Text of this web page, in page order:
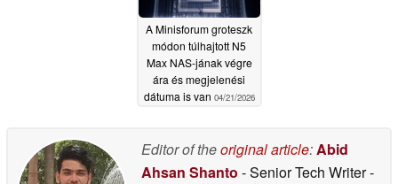
A Minisforum groteszk
módon túlhajtott N5
Max NAS-jának végre
ára és megjelenési
dátuma is van 04/21/2026
Editor of theoriginal article:Abid
Ahsan Shanto - Senior Tech Writer-